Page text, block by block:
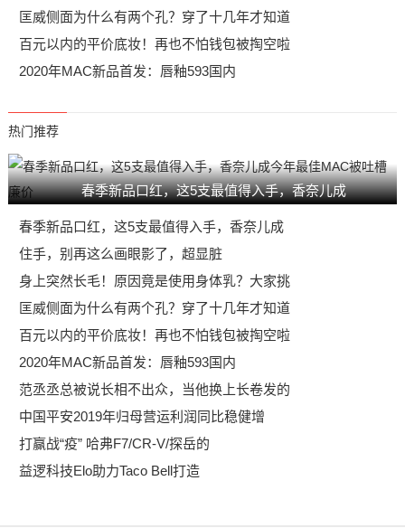
匡威侧面为什么有两个孔？穿了十几年才知道
百元以内的平价底妆！再也不怕钱包被掏空啦
2020年MAC新品首发：唇釉593国内
热门推荐
春季新品口红，这5支最值得入手，香奈儿成
春季新品口红，这5支最值得入手，香奈儿成
住手，别再这么画眼影了，超显脏
身上突然长毛！原因竟是使用身体乳？大家挑
匡威侧面为什么有两个孔？穿了十几年才知道
百元以内的平价底妆！再也不怕钱包被掏空啦
2020年MAC新品首发：唇釉593国内
范丞丞总被说长相不出众，当他换上长卷发的
中国平安2019年归母营运利润同比稳健增
打赢战“疫” 哈弗F7/CR-V/探岳的
益逻科技Elo助力Taco Bell打造